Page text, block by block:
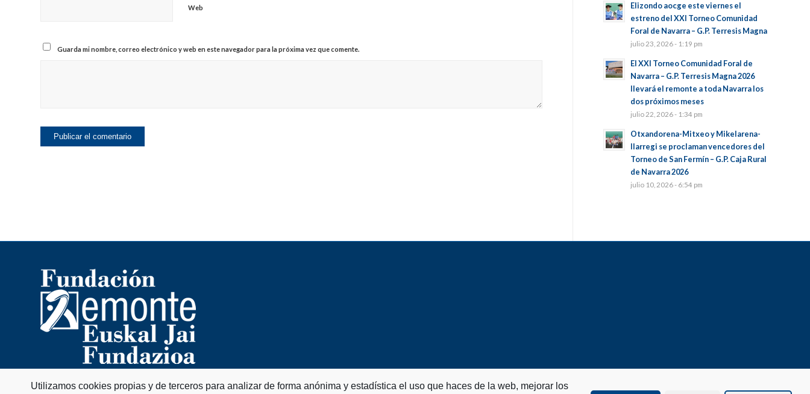
Web
Guarda mi nombre, correo electrónico y web en este navegador para la próxima vez que comente.
Elizondo aocge este viernes el
estreno del XXI Torneo Comunidad
Foral de Navarra – G.P. Terresis Magna
julio 23, 2026 - 1:19 pm
El XXI Torneo Comunidad Foral de
Navarra – G.P. Terresis Magna 2026
llevará el remonte a toda Navarra los
dos próximos meses
julio 22, 2026 - 1:34 pm
Otxandorena-Mitxeo y Mikelarena-
Ilarregi se proclaman vencedores del
Torneo de San Fermín – G.P. Caja Rural
de Navarra 2026
julio 10, 2026 - 6:54 pm
Utilizamos cookies propias y de terceros para analizar de forma anónima y estadística el uso que haces de la web, mejorar los